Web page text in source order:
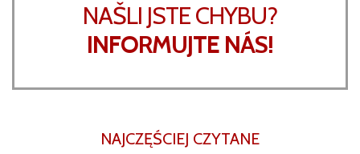
NAŠLI JSTE CHYBU?
INFORMUJTE NÁS!
NAJCZĘŚCIEJ CZYTANE